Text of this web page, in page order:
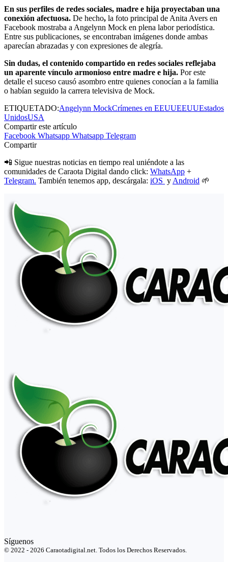
En sus perfiles de redes sociales, madre e hija proyectaban una
conexión afectuosa. De hecho, la foto principal de Anita Avers en
Facebook mostraba a Angelynn Mock en plena labor periodística.
Entre sus publicaciones, se encontraban imágenes donde ambas
aparecían abrazadas y con expresiones de alegría.
Sin dudas, el contenido compartido en redes sociales reflejaba
un aparente vínculo armonioso entre madre e hija. Por este
detalle el suceso causó asombro entre quienes conocían a la familia
o habían seguido la carrera televisiva de Mock.
ETIQUETADO:Angelynn MockCrímenes en EEUUEEUUEstados
UnidosUSA
Compartir este artículo
Facebook Whatsapp Whatsapp Telegram
Compartir
📲 Sigue nuestras noticias en tiempo real uniéndote a las
comunidades de Caraota Digital dando click: WhatsApp +
Telegram. También tenemos app, descárgala: iOS y Android 🌱
Síguenos
© 2022 - 2026 Caraotadigital.net. Todos los Derechos Reservados.